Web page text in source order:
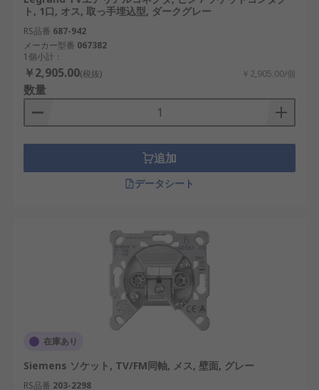
ト, 1口, オス, 取っ手埋込型, ダークグレー
RS品番 687-942
メーカー型番 067382
1個小計：
￥2,905.00(税抜) ￥2,905.00/個
数量
追加
データシート
在庫あり
Siemens ソケット, TV/FM同軸, メス, 壁面, グレー
RS品番 203-2298